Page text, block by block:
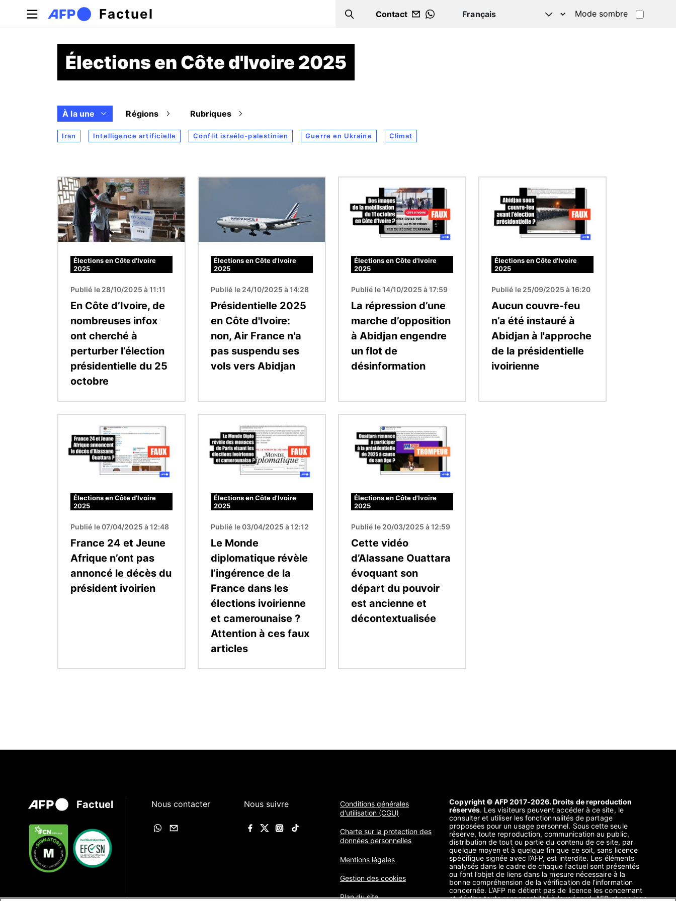
Aller au contenu principal
Factuel Search
Contact
WHATSAPP
Mode sombre
Élections en Côte d'Ivoire 2025
À la une Régions Rubriques
Iran Intelligence artificielle Conflit israélo-palestinien Guerre en Ukraine Climat
Image
Élections en Côte d'Ivoire
2025
Publié le 28/10/2025 à 11:11
En Côte d’Ivoire, de
nombreuses infox
ont cherché à
perturber l’élection
présidentielle du 25
octobre
Élections en Côte d'Ivoire
2025
Publié le 24/10/2025 à 14:28
Présidentielle 2025
en Côte d'Ivoire:
non, Air France n'a
pas suspendu ses
vols vers Abidjan
Élections en Côte d'Ivoire
2025
Publié le 14/10/2025 à 17:59
La répression d’une
marche d’opposition
à Abidjan engendre
un flot de
désinformation
Élections en Côte d'Ivoire
2025
Publié le 25/09/2025 à 16:20
Aucun couvre-feu
n’a été instauré à
Abidjan à l'approche
de la présidentielle
ivoirienne
Élections en Côte d'Ivoire
2025
Publié le 07/04/2025 à 12:48
France 24 et Jeune
Afrique n’ont pas
annoncé le décès du
président ivoirien
Élections en Côte d'Ivoire
2025
Publié le 03/04/2025 à 12:12
Le Monde
diplomatique révèle
l’ingérence de la
France dans les
élections ivoirienne
et camerounaise ?
Attention à ces faux
articles
Élections en Côte d'Ivoire
2025
Publié le 20/03/2025 à 12:59
Cette vidéo
d’Alassane Ouattara
évoquant son
départ du pouvoir
est ancienne et
décontextualisée
Factuel Nous contacter Nous suivre
Conditions générales
d'utilisation (CGU)
Charte sur la protection des
données personnelles
Mentions légales
Gestion des cookies
Plan du site
Copyright © AFP 2017-2026. Droits de reproduction
réservés. Les visiteurs peuvent accéder à ce site, le
consulter et utiliser les fonctionnalités de partage
proposées pour un usage personnel. Sous cette seule
réserve, toute reproduction, communication au public,
distribution de tout ou partie du contenu de ce site, par
quelque moyen et à quelque fin que ce soit, sans licence
spécifique signée avec l’AFP, est interdite. Les éléments
analysés dans le cadre de chaque factuel sont présentés
ou font l’objet de liens dans la mesure nécessaire à la
bonne compréhension de la vérification de l’information
concernée. L’AFP ne détient pas de licence les concernant
et décline toute responsabilité à leur égard. AFP et son logo